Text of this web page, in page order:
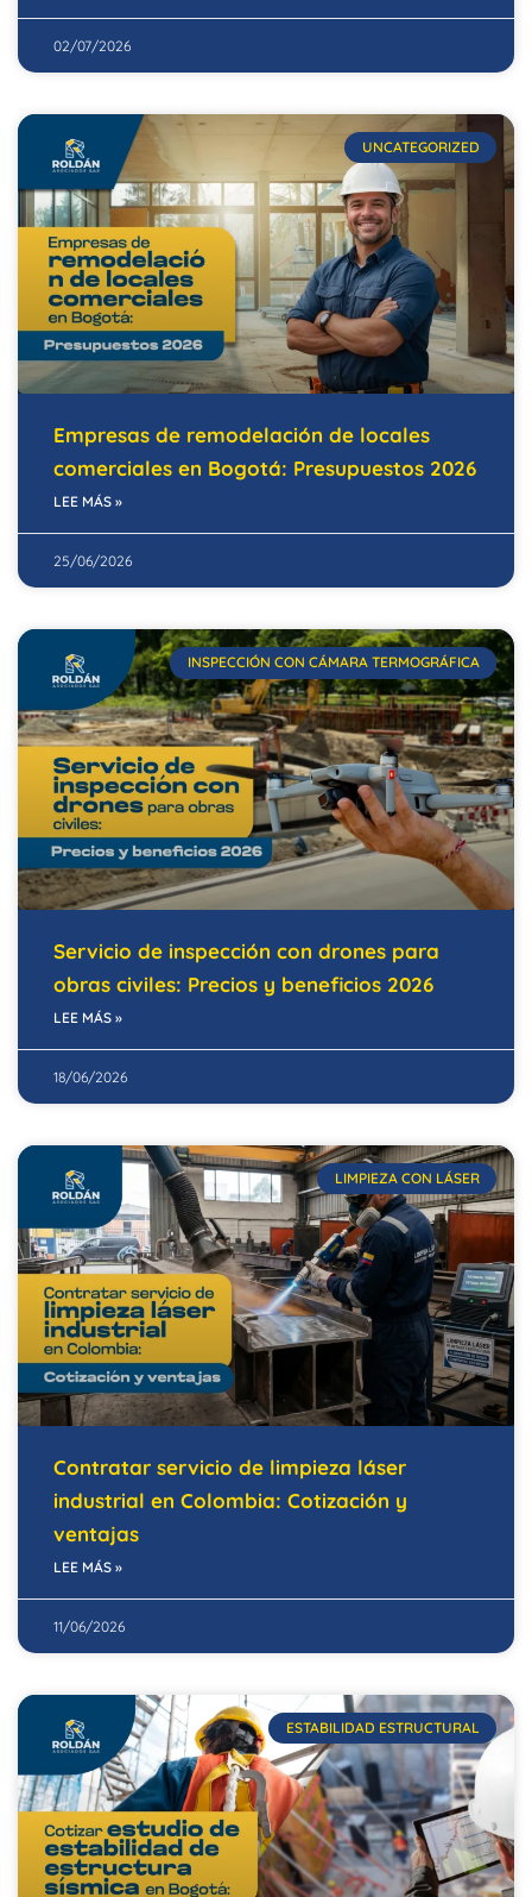
02/07/2026
UNCATEGORIZED
Empresas de remodelación de locales
comerciales en Bogotá: Presupuestos 2026
LEE MÁS »
25/06/2026
INSPECCIÓN CON CÁMARA TERMOGRÁFICA
Servicio de inspección con drones para
obras civiles: Precios y beneficios 2026
LEE MÁS »
18/06/2026
LIMPIEZA CON LÁSER
Contratar servicio de limpieza láser
industrial en Colombia: Cotización y
ventajas
LEE MÁS »
11/06/2026
ESTABILIDAD ESTRUCTURAL